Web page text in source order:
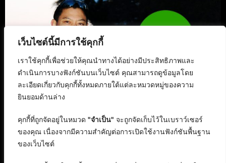
เว็บไซต์นี้มีการใช้คุกกี้
เราใช้คุกกี้เพื่อช่วยให้คุณนำทางได้อย่างมีประสิทธิภาพและ
ดำเนินการบางฟังก์ชันบนเว็บไซต์ คุณสามารถดูข้อมูลโดย
ละเอียดเกี่ยวกับคุกกี้ทั้งหมดภายใต้แต่ละหมวดหมู่ของความ
ยินยอมด้านล่าง
คุกกี้ที่ถูกจัดอยู่ในหมวด "จำเป็น" จะถูกจัดเก็บไว้ในเบราว์เซอร์
ของคุณ เนื่องจากมีความสำคัญต่อการเปิดใช้งานฟังก์ชันพื้นฐาน
ของเว็บไซต์